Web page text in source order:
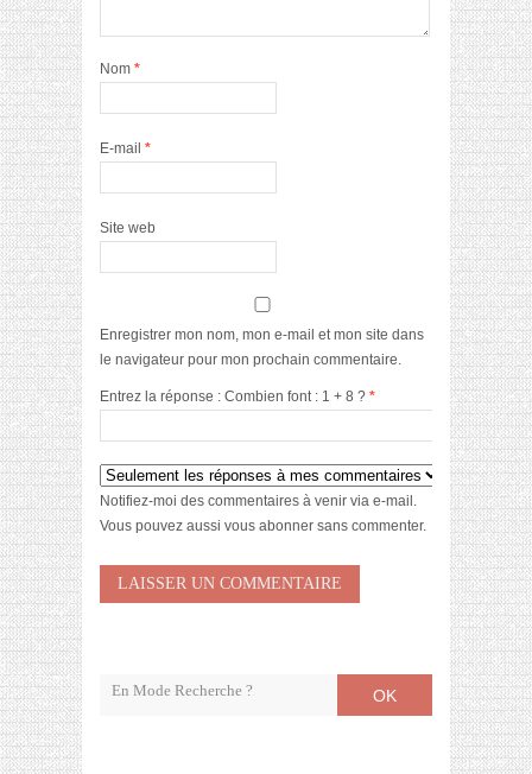
Nom *
E-mail *
Site web
Enregistrer mon nom, mon e-mail et mon site dans
le navigateur pour mon prochain commentaire.
Entrez la réponse : Combien font : 1 + 8 ? *
Notifiez-moi des commentaires à venir via e-mail.
Vous pouvez aussi vous abonner sans commenter.
OK